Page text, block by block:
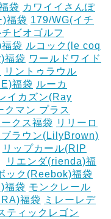
袋 カワイイさんぽ
)福袋 179/WG(イチ
ビオゴルフ
袋 ルコック(le coq
福袋 ワールドワイド
リントゥラウル
福袋 ルーカ
イカズン(Ray
クマン プラス
クス福袋 リリーロ
ブラウン(LilyBrown)
リップカール(RIP
リエンダ(rienda)福
ック(Reebok)福袋
福袋 モンクレール
福袋
ミレーレデ
ティックレゴン